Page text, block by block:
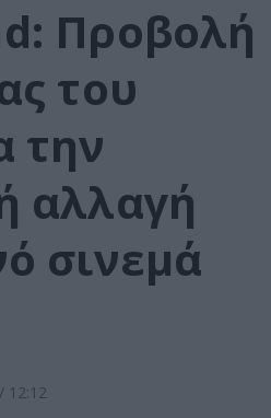
Προβολή
του
την
αλλαγή
σινεμά
/ 12:12